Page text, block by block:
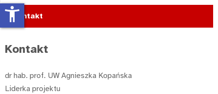
Kontakt
Kontakt
dr hab. prof. UW Agnieszka Kopańska
Liderka projektu
accessibility_new